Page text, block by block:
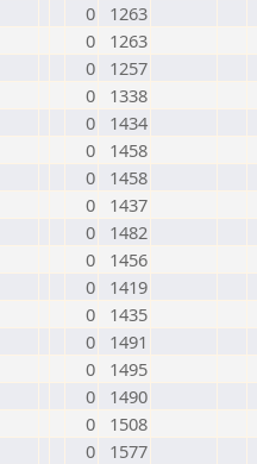
0
1263
0
1263
0
1257
0
1338
0
1434
0
1458
0
1458
0
1437
0
1482
0
1456
0
1419
0
1435
0
1491
0
1495
0
1490
0
1508
0
1577